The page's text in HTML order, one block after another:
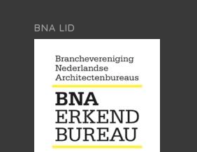
BNA LID